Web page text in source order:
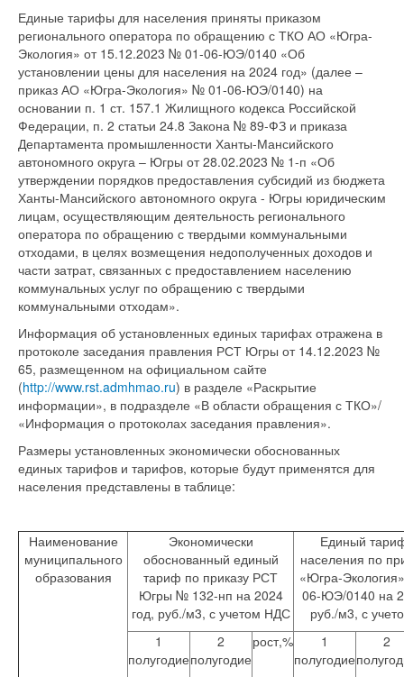
Единые тарифы для населения приняты приказом
регионального оператора по обращению с ТКО АО «Югра-
Экология» от 15.12.2023 № 01-06-ЮЭ/0140 «Об
установлении цены для населения на 2024 год» (далее –
приказ АО «Югра-Экология» № 01-06-ЮЭ/0140) на
основании п. 1 ст. 157.1 Жилищного кодекса Российской
Федерации, п. 2 статьи 24.8 Закона № 89-ФЗ и приказа
Департамента промышленности Ханты-Мансийского
автономного округа – Югры от 28.02.2023 № 1-п «Об
утверждении порядков предоставления субсидий из бюджета
Ханты-Мансийского автономного округа - Югры юридическим
лицам, осуществляющим деятельность регионального
оператора по обращению с твердыми коммунальными
отходами, в целях возмещения недополученных доходов и
части затрат, связанных с предоставлением населению
коммунальных услуг по обращению с твердыми
коммунальными отходам».
Информация об установленных единых тарифах отражена в
протоколе заседания правления РСТ Югры от 14.12.2023 №
65, размещенном на официальном сайте
(http://www.rst.admhmao.ru) в разделе «Раскрытие
информации», в подразделе «В области обращения с ТКО»/
«Информация о протоколах заседания правления».
Размеры установленных экономически обоснованных
единых тарифов и тарифов, которые будут применятся для
населения представлены в таблице:
Наименование
муниципального
образования
Экономически
обоснованный единый
тариф по приказу РСТ
Югры № 132-нп на 2024
год, руб./м3, с учетом НДС
Единый
населения по
«Югра-
06-ЮЭ/0140 на
руб./м3, с
1
полугодие
2
полугодие
рост,%
1
полугодие
2